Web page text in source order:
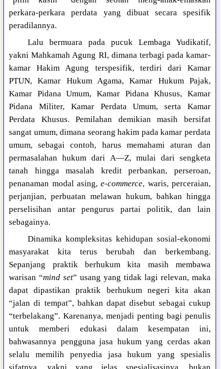
perkara-perkara perdata yang dibuat secara spesifik
peradilannya.
Lalu bermuara pada pucuk Lembaga Yudikatif,
yakni Mahkamah Agung RI, dimana terbagi pada kamar-
kamar Hakim Agung terspesifik, terdiri dari Kamar
PTUN, Kamar Hukum Agama, Kamar Hukum Pajak,
Kamar Pidana Umum, Kamar Pidana Khusus, Kamar
Pidana Militer, Kamar Perdata Umum, serta Kamar
Perdata Khusus. Pemilahan demikian masih bersifat
sangat umum, dimana seorang hakim pada kamar perdata
umum, sebagai contoh, harus memahami aturan dan
permasalahan hukum dari A—Z, mulai dari sengketa
tanah hingga masalah kredit perbankan, perseroan,
penanaman modal asing,e-commerce, waris, perceraian,
perjanjian, perbuatan melawan hukum, bahkan hingga
perselisihan antar pengurus partai politik, dan lain
sebagainya.
Dinamika kompleksitas kehidupan sosial-ekonomi
masyarakat kita terus berubah dan berkembang.
Sepanjang praktik berhukum kita masih membawa
warisan “mind set” usang yang tidak lagi relevan, maka
dapat dipastikan praktik berhukum negeri kita akan
“jalan di tempat”, bahkan dapat disebut sebagai cukup
“terbelakang”. Karenanya, menjadi penting bagi penulis
untuk memberi edukasi dalam kesempatan ini,
bahwasannya pengguna jasa hukum yang cerdas akan
selalu memilih penyedia jasa hukum yang spesialis